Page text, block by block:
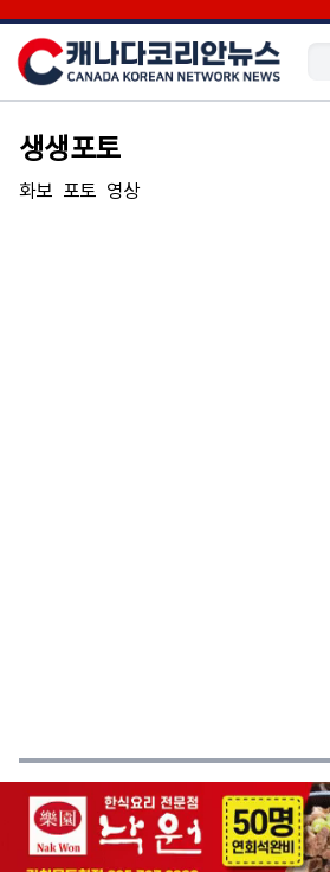
생생포토
화보 포토 영상